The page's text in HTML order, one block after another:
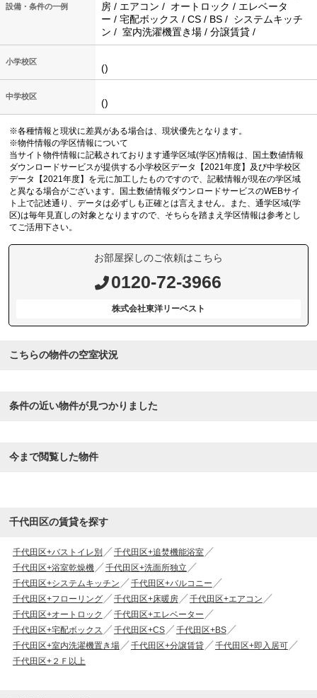
設備・条件の一例
房 / エアコン / オートロック / エレベータ
ー / 宅配ボックス / CS / BS / システムキッチ
ン / 室内洗濯機置き場 / 分譲賃貸 /
小学校区
()
中学校区
()
※各種情報と現状に差異がある場合は、現状優先となります。
※物件情報の学区情報について
当サイト物件情報に記載されております通学区域(学区)情報は、国土数値情報
ダウンロードサービスが提供する小学校区データ【2021年度】及び中学校区
データ【2021年度】を元に加工したものですので、記載情報が現在の学区域
と異なる場合がございます。国土数値情報ダウンロードサービスのWEBサイ
ト上で記述通り、データは必ずしも正確とは言えません。また、通学区域(学
区)は毎年見直しの対象となりますので、そちらを踏まえ学区情報は参考とし
てご活用下さい。
お部屋探しのご依頼はこちら
0120-72-3966
株式会社東洋リーベスト
こちらの物件の空室状況
条件の近い物件が見つかりました
今まで閲覧した物件
千代田区の賃貸を探す
千代田区+バストイレ別
千代田区+追焚機能浴室
千代田区+浴室乾燥機
千代田区+洗面所独立
千代田区+システムキッチン
千代田区+バルコニー
千代田区+フローリング
千代田区+床暖房
千代田区+エアコン
千代田区+オートロック
千代田区+エレベーター
千代田区+宅配ボックス
千代田区+CS
千代田区+BS
千代田区+室内洗濯機置き場
千代田区+分譲賃貸
千代田区+即入居可
千代田区+２Ｆ以上